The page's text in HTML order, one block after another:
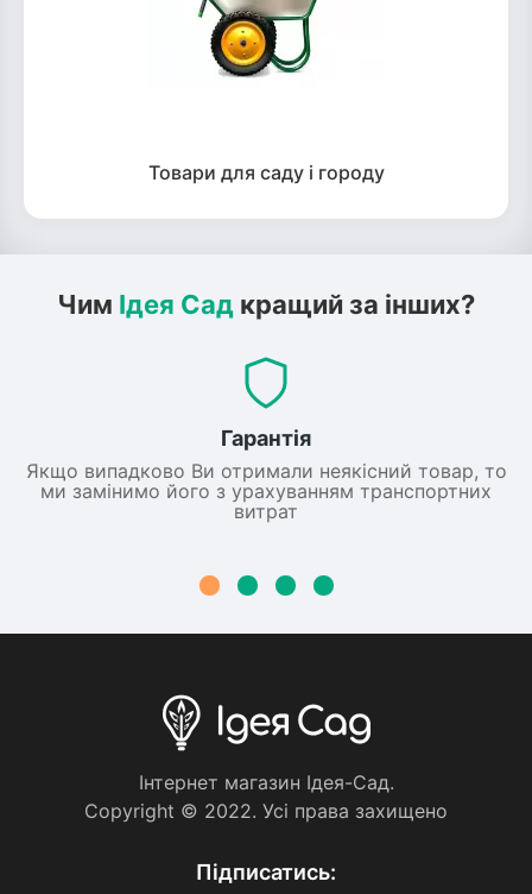
Товари для саду і городу
Чим Ідея Сад кращий за інших?
Гарантія
Якщо випадково Ви отримали неякісний товар, то
ми замінимо його з урахуванням транспортних
витрат
Iнтернет магазин Iдея-Сад.
Copyright © 2022. Усi права захищено
Пiдписатись: